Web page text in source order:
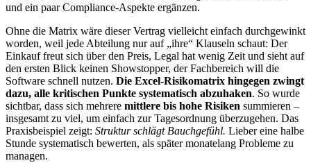
und ein paar Compliance-Aspekte ergänzen.
Ohne die Matrix wäre dieser Vertrag vielleicht einfach durchgewinkt
worden, weil jede Abteilung nur auf „ihre“ Klauseln schaut: Der
Einkauf freut sich über den Preis, Legal hat wenig Zeit und sieht auf
den ersten Blick keinen Showstopper, der Fachbereich will die
Software schnell nutzen. Die Excel-Risikomatrix hingegen zwingt
dazu, alle kritischen Punkte systematisch abzuhaken. So wurde
sichtbar, dass sich mehrere mittlere bis hohe Risiken summieren –
insgesamt zu viel, um einfach zur Tagesordnung überzugehen. Das
Praxisbeispiel zeigt: Struktur schlägt Bauchgefühl. Lieber eine halbe
Stunde systematisch bewerten, als später monatelang Probleme zu
managen.